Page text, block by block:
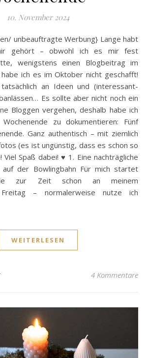
10. November 2024
gehört – obwohl ich es mir fest
wenigstens einen Blogbeitrag im
ich es im Oktober nicht geschafft!
an Ideen und (interessant-
Es sollte aber nicht noch ein
Bloggen vergehen, deshalb habe ich
zu dokumentieren: Fünf
Ganz authentisch – mit ziemlich
(es ist ungünstig, dass es schon so
Spaß dabei! ♥ 1. Eine nachträgliche
auf der Bowlingbahn Für mich startet
zur Zeit schon an meinem
Freitag – normalerweise nutze ich
WEITERLESEN
4 Kommentare